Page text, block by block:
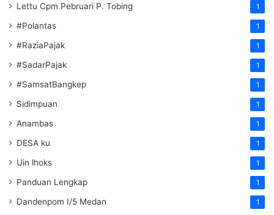
Lettu Cpm Pebruari P. Tobing 1
#Polantas 1
#RaziaPajak 1
#SadarPajak 1
#SamsatBangkep 1
Sidimpuan 1
Anambas 1
DESA ku 1
Uin lhoks 1
Panduan Lengkap 1
Dandenpom I/5 Medan 1